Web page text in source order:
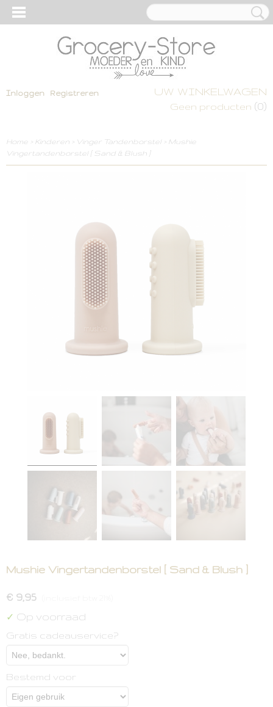
Inloggen Registreren UW WINKELWAGEN
Geen producten (0)
Home > Kinderen > Vinger Tandenborstel > Mushie
Vingertandenborstel [ Sand & Blush ]
Mushie Vingertandenborstel [ Sand & Blush ]
€ 9,95
✓ Op voorraad
Gratis cadeauservice?
Bestemd voor